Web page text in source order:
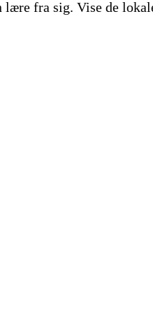
fra sig. Vise de